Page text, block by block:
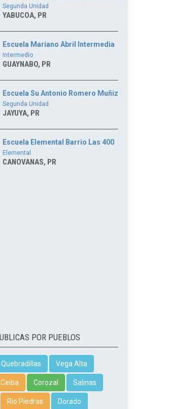
Segunda Unidad
YABUCOA, PR
Escuela Mariano Abril Intermedia
Intermedio
GUAYNABO, PR
Escuela Su Antonio Romero Muñiz
Segunda Unidad
JAYUYA, PR
Escuela Elemental Barrio Las 400
Elemental
CANOVANAS, PR
POR PUEBLOS
Quebradillas Vega Alta
Ceiba Corozal Salinas
Rio Piedras Dorado